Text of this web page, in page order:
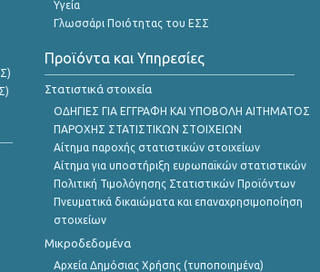
Υγεία
Γλωσσάρι Ποιότητας του ΕΣΣ
Προϊόντα και Υπηρεσίες
Στατιστικά στοιχεία
ΟΔΗΓΙΕΣ ΓΙΑ ΕΓΓΡΑΦΗ ΚΑΙ ΥΠΟΒΟΛΗ ΑΙΤΗΜΑΤΟΣ
ΠΑΡΟΧΗΣ ΣΤΑΤΙΣΤΙΚΩΝ ΣΤΟΙΧΕΙΩΝ
Αίτημα παροχής στατιστικών στοιχείων
Αίτημα για υποστήριξη ευρωπαϊκών στατιστικών
Πολιτική Τιμολόγησης Στατιστικών Προϊόντων
Πνευματικά δικαιώματα και επαναχρησιμοποίηση
στοιχείων
Μικροδεδομένα
Αρχεία Δημόσιας Χρήσης (τυποποιημένα)